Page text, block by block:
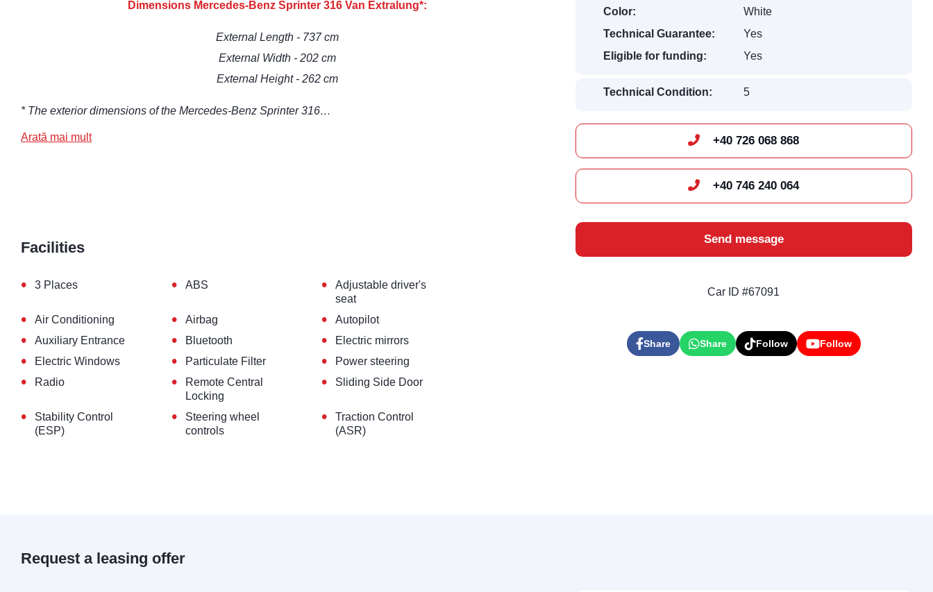
Dimensions Mercedes-Benz Sprinter 316 Van Extralung*:
External Length - 737 cm
External Width - 202 cm
External Height - 262 cm
* The exterior dimensions of the Mercedes-Benz Sprinter 316…
Arată mai mult
Facilities
• 3 Places • ABS •
Adjustable driver's
seat
• Air Conditioning • Airbag • Autopilot
• Auxiliary Entrance • Bluetooth • Electric mirrors
• Electric Windows • Particulate Filter • Power steering
• Radio •
Remote Central
Locking
• Sliding Side Door
•
Stability Control
(ESP)
•
Steering wheel
controls
•
Traction Control
(ASR)
Color:
White
Technical Guarantee:
Yes
Eligible for funding:
Yes
Technical Condition: 5
+40 726 068 868
+40 746 240 064
Send message
Car ID #67091
Share Share Follow Follow
Request a leasing offer